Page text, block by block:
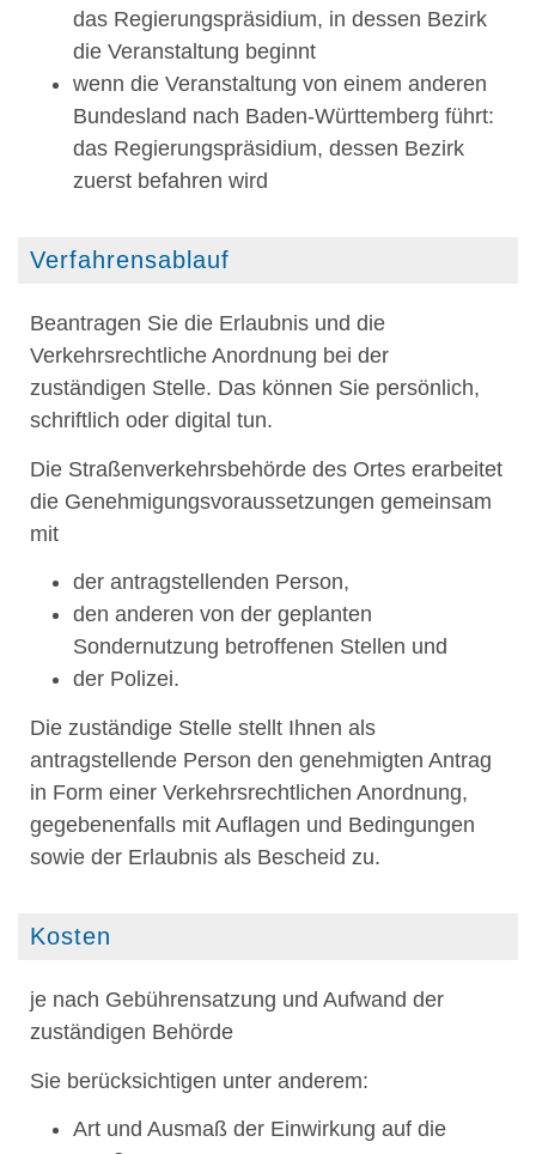
das Regierungspräsidium, in dessen Bezirk
die Veranstaltung beginnt
wenn die Veranstaltung von einem anderen
Bundesland nach Baden-Württemberg führt:
das Regierungspräsidium, dessen Bezirk
zuerst befahren wird
Verfahrensablauf
Beantragen Sie die Erlaubnis und die
Verkehrsrechtliche Anordnung bei der
zuständigen Stelle. Das können Sie persönlich,
schriftlich oder digital tun.
Die Straßenverkehrsbehörde des Ortes erarbeitet
die Genehmigungsvoraussetzungen gemeinsam
mit
der antragstellenden Person,
den anderen von der geplanten
Sondernutzung betroffenen Stellen und
der Polizei.
Die zuständige Stelle stellt Ihnen als
antragstellende Person den genehmigten Antrag
in Form einer Verkehrsrechtlichen Anordnung,
gegebenenfalls mit Auflagen und Bedingungen
sowie der Erlaubnis als Bescheid zu.
Kosten
je nach Gebührensatzung und Aufwand der
zuständigen Behörde
Sie berücksichtigen unter anderem:
Art und Ausmaß der Einwirkung auf die